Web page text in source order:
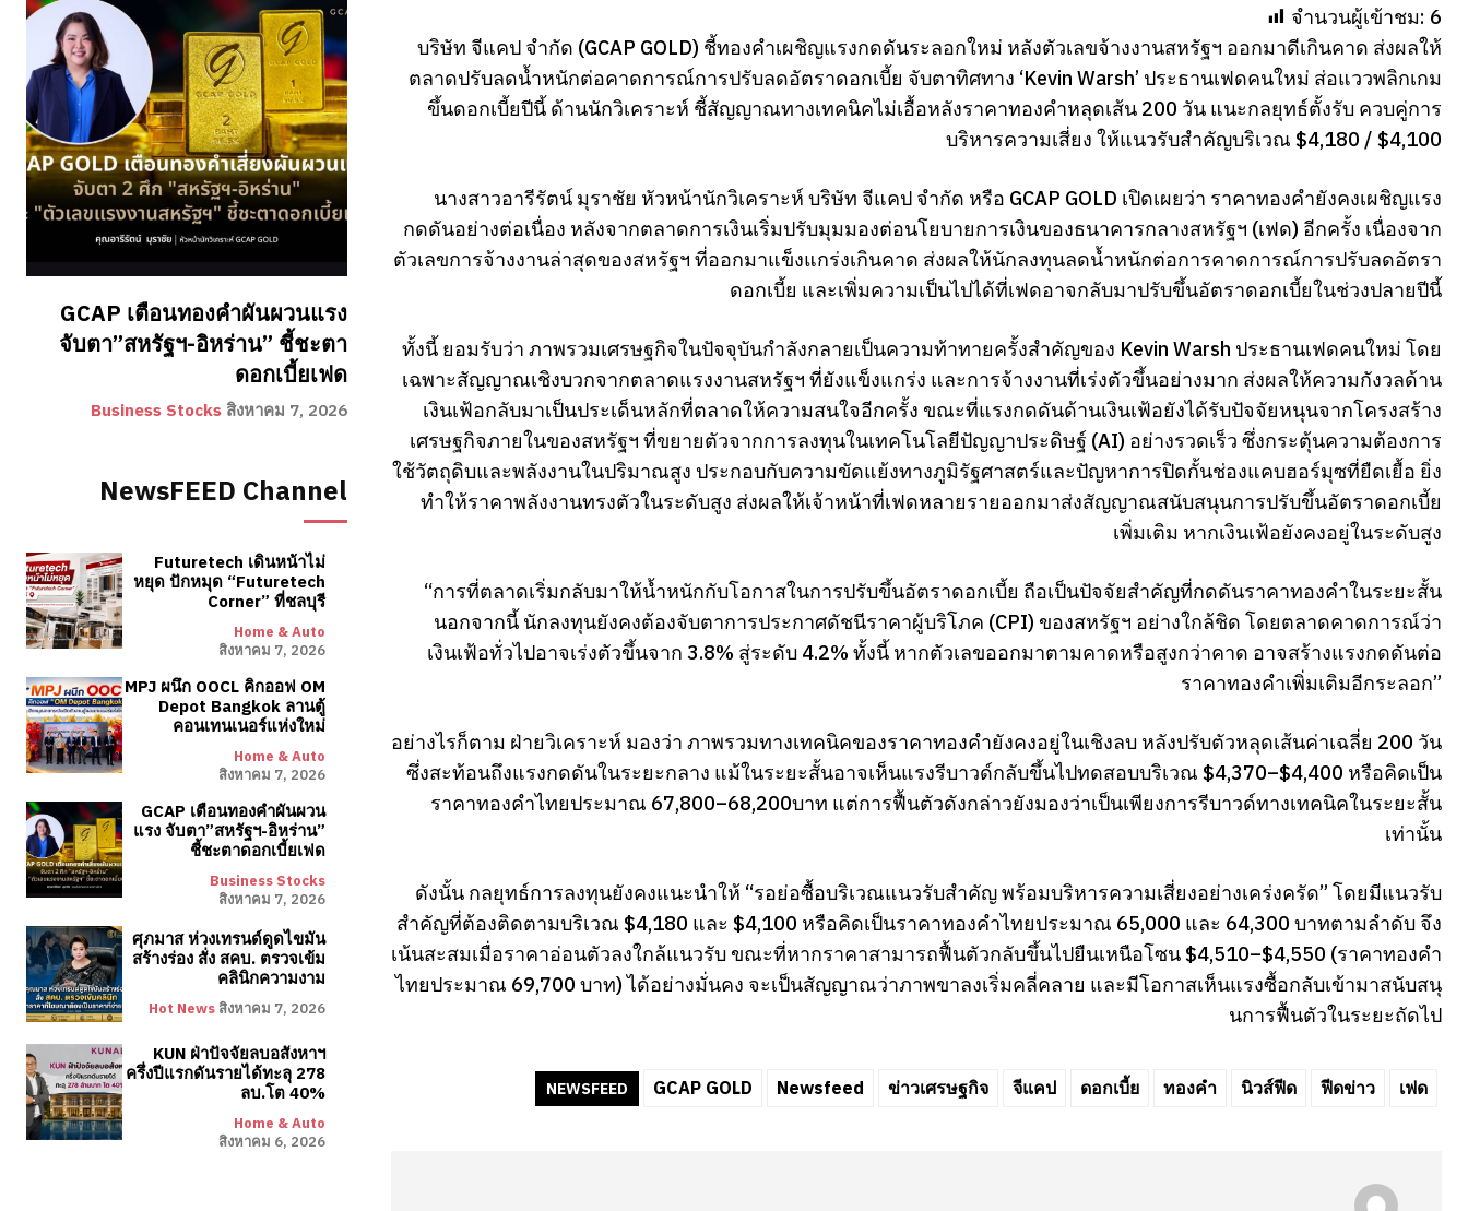
GCAP เตือนทองคำผันผวนแรง
จับตา”สหรัฐฯ-อิหร่าน” ชี้ชะตา
ดอกเบี้ยเฟด
Business Stocks สิงหาคม 7, 2026
NewsFEED Channel
Futuretech เดินหน้าไม่
หยุด ปักหมุด “Futuretech
Corner” ที่ชลบุรี
Home & Auto
สิงหาคม 7, 2026
MPJ ผนึก OOCL คิกออฟ OM
Depot Bangkok ลานตู้
คอนเทนเนอร์แห่งใหม่
Home & Auto
สิงหาคม 7, 2026
GCAP เตือนทองคำผันผวน
แรง จับตา”สหรัฐฯ-อิหร่าน”
ชี้ชะตาดอกเบี้ยเฟด
Business Stocks
สิงหาคม 7, 2026
ศุภมาส ห่วงเทรนด์ดูดไขมัน
สร้างร่อง สั่ง สคบ. ตรวจเข้ม
คลินิกความงาม
Hot News สิงหาคม 7, 2026
KUN ฝ่าปัจจัยลบอสังหาฯ
ครึ่งปีแรกดันรายได้ทะลุ 278
ลบ.โต 40%
Home & Auto
สิงหาคม 6, 2026
จำนวนผู้เข้าชม: 6
บริษัท จีแคป จำกัด (GCAP GOLD) ชี้ทองคำเผชิญแรงกดดันระลอกใหม่ หลังตัวเลขจ้างงานสหรัฐฯ ออกมาดีเกินคาด ส่งผลให้
ตลาดปรับลดน้ำหนักต่อคาดการณ์การปรับลดอัตราดอกเบี้ย จับตาทิศทาง ‘Kevin Warsh’ ประธานเฟดคนใหม่ ส่อแววพลิกเกม
ขึ้นดอกเบี้ยปีนี้ ด้านนักวิเคราะห์ ชี้สัญญาณทางเทคนิคไม่เอื้อหลังราคาทองคำหลุดเส้น 200 วัน แนะกลยุทธ์ตั้งรับ ควบคู่การ
บริหารความเสี่ยง ให้แนวรับสำคัญบริเวณ $4,180 / $4,100
นางสาวอารีรัตน์ มุราชัย หัวหน้านักวิเคราะห์ บริษัท จีแคป จำกัด หรือ GCAP GOLD เปิดเผยว่า ราคาทองคำยังคงเผชิญแรง
กดดันอย่างต่อเนื่อง หลังจากตลาดการเงินเริ่มปรับมุมมองต่อนโยบายการเงินของธนาคารกลางสหรัฐฯ (เฟด) อีกครั้ง เนื่องจาก
ตัวเลขการจ้างงานล่าสุดของสหรัฐฯ ที่ออกมาแข็งแกร่งเกินคาด ส่งผลให้นักลงทุนลดน้ำหนักต่อการคาดการณ์การปรับลดอัตรา
ดอกเบี้ย และเพิ่มความเป็นไปได้ที่เฟดอาจกลับมาปรับขึ้นอัตราดอกเบี้ยในช่วงปลายปีนี้
ทั้งนี้ ยอมรับว่า ภาพรวมเศรษฐกิจในปัจจุบันกำลังกลายเป็นความท้าทายครั้งสำคัญของ Kevin Warsh ประธานเฟดคนใหม่ โดย
เฉพาะสัญญาณเชิงบวกจากตลาดแรงงานสหรัฐฯ ที่ยังแข็งแกร่ง และการจ้างงานที่เร่งตัวขึ้นอย่างมาก ส่งผลให้ความกังวลด้าน
เงินเฟ้อกลับมาเป็นประเด็นหลักที่ตลาดให้ความสนใจอีกครั้ง ขณะที่แรงกดดันด้านเงินเฟ้อยังได้รับปัจจัยหนุนจากโครงสร้าง
เศรษฐกิจภายในของสหรัฐฯ ที่ขยายตัวจากการลงทุนในเทคโนโลยีปัญญาประดิษฐ์ (AI) อย่างรวดเร็ว ซึ่งกระตุ้นความต้องการ
ใช้วัตถุดิบและพลังงานในปริมาณสูง ประกอบกับความขัดแย้งทางภูมิรัฐศาสตร์และปัญหาการปิดกั้นช่องแคบฮอร์มุซที่ยืดเยื้อ ยิ่ง
ทำให้ราคาพลังงานทรงตัวในระดับสูง ส่งผลให้เจ้าหน้าที่เฟดหลายรายออกมาส่งสัญญาณสนับสนุนการปรับขึ้นอัตราดอกเบี้ย
เพิ่มเติม หากเงินเฟ้อยังคงอยู่ในระดับสูง
“การที่ตลาดเริ่มกลับมาให้น้ำหนักกับโอกาสในการปรับขึ้นอัตราดอกเบี้ย ถือเป็นปัจจัยสำคัญที่กดดันราคาทองคำในระยะสั้น
นอกจากนี้ นักลงทุนยังคงต้องจับตาการประกาศดัชนีราคาผู้บริโภค (CPI) ของสหรัฐฯ อย่างใกล้ชิด โดยตลาดคาดการณ์ว่า
เงินเฟ้อทั่วไปอาจเร่งตัวขึ้นจาก 3.8% สู่ระดับ 4.2% ทั้งนี้ หากตัวเลขออกมาตามคาดหรือสูงกว่าคาด อาจสร้างแรงกดดันต่อ
ราคาทองคำเพิ่มเติมอีกระลอก”
อย่างไรก็ตาม ฝ่ายวิเคราะห์ มองว่า ภาพรวมทางเทคนิคของราคาทองคำยังคงอยู่ในเชิงลบ หลังปรับตัวหลุดเส้นค่าเฉลี่ย 200 วัน
ซึ่งสะท้อนถึงแรงกดดันในระยะกลาง แม้ในระยะสั้นอาจเห็นแรงรีบาวด์กลับขึ้นไปทดสอบบริเวณ $4,370–$4,400 หรือคิดเป็น
ราคาทองคำไทยประมาณ 67,800–68,200บาท แต่การฟื้นตัวดังกล่าวยังมองว่าเป็นเพียงการรีบาวด์ทางเทคนิคในระยะสั้น
เท่านั้น
ดังนั้น กลยุทธ์การลงทุนยังคงแนะนำให้ “รอย่อซื้อบริเวณแนวรับสำคัญ พร้อมบริหารความเสี่ยงอย่างเคร่งครัด” โดยมีแนวรับ
สำคัญที่ต้องติดตามบริเวณ $4,180 และ $4,100 หรือคิดเป็นราคาทองคำไทยประมาณ 65,000 และ 64,300 บาทตามลำดับ จึง
เน้นสะสมเมื่อราคาอ่อนตัวลงใกล้แนวรับ ขณะที่หากราคาสามารถฟื้นตัวกลับขึ้นไปยืนเหนือโซน $4,510–$4,550 (ราคาทองคำ
ไทยประมาณ 69,700 บาท) ได้อย่างมั่นคง จะเป็นสัญญาณว่าภาพขาลงเริ่มคลี่คลาย และมีโอกาสเห็นแรงซื้อกลับเข้ามาสนับสนุ
นการฟื้นตัวในระยะถัดไป
NEWSFEED GCAP GOLD Newsfeed ข่าวเศรษฐกิจ จีแคป ดอกเบี้ย ทองคำ นิวส์ฟีด ฟีดข่าว เฟด